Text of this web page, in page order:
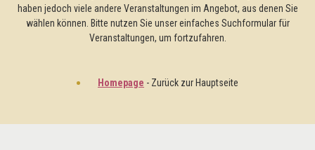
haben jedoch viele andere Veranstaltungen im Angebot, aus denen Sie
wählen können. Bitte nutzen Sie unser einfaches Suchformular für
Veranstaltungen, um fortzufahren.
Homepage - Zurück zur Hauptseite